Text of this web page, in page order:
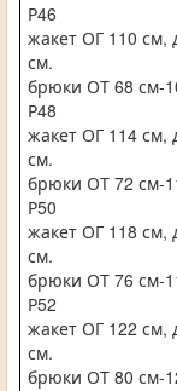
Р46
жакет ОГ 110 см,
см.
брюки ОТ 68 см-
Р48
жакет ОГ 114 см,
см.
брюки ОТ 72 см-
Р50
жакет ОГ 118 см,
см.
брюки ОТ 76 см-
Р52
жакет ОГ 122 см,
см.
брюки ОТ 80 см-